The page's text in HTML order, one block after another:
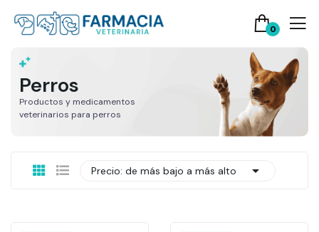
0
Perros
Productos y medicamentos
veterinarios para perros
Precio: de más bajo a más alto 